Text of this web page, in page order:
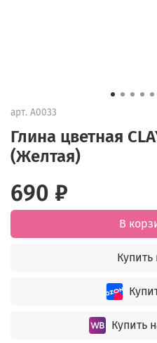
арт. А0033
Глина цветная
(Желтая)
690 ₽
В
Купить
Купить